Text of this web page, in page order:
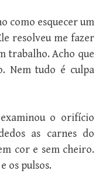
como esquecer um
resolveu me fazer
trabalho. Acho que
Nem tudo é culpa
o orifício
as carnes do
cor e sem cheiro.
os pulsos.